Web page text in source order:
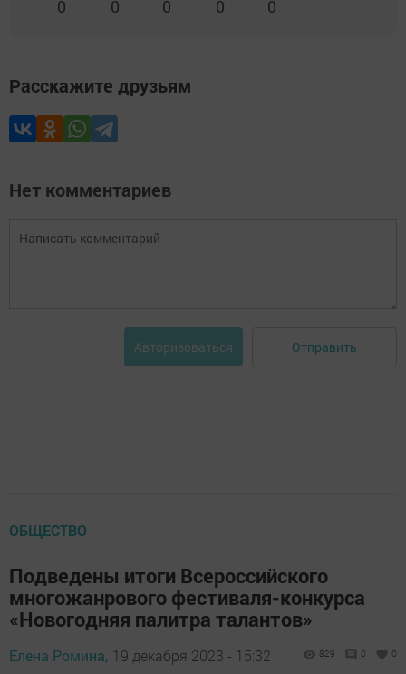
0 0 0 0 0
Расскажите друзьям
Нет комментариев
Авторизоваться Отправить
ОБЩЕСТВО
Подведены итоги Всероссийского
многожанрового фестиваля-конкурса
«Новогодняя палитра талантов»
Елена Ромина, 19 декабря 2023 - 15:32 829 0 0